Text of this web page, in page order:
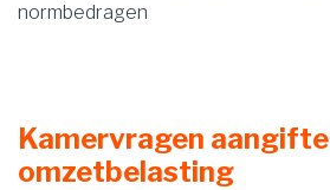
normbedragen
Kamervragen aangifte
omzetbelasting